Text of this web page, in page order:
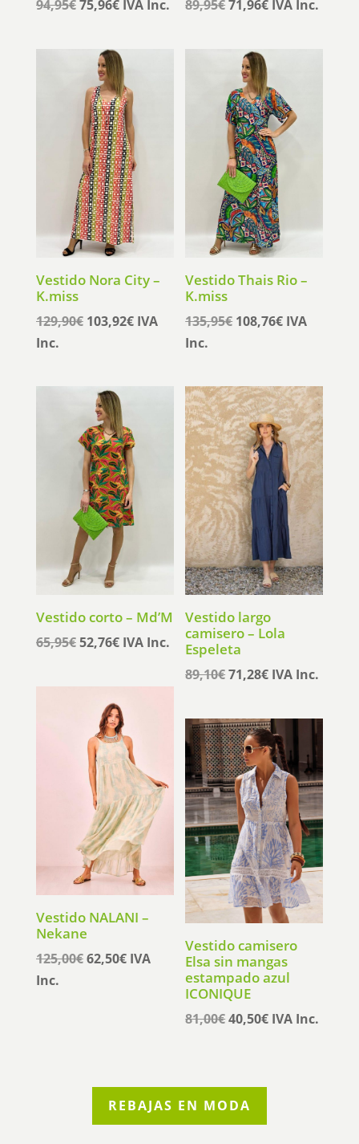
94,95€El
original
era:
94,95€.
75,96€El
es:
75,96€.
IVA Inc. 89,95€El
era:
89,95€.
71,96€El
71,96€.
IVA Inc.
Vestido Nora City –
K.miss
129,90€ El
129,90€.
103,92€ElIVA
Inc.
Vestido Thais Rio –
K.miss
135,95€ El
era:
135,95€.
108,76€El
es:
108,76€.
IVA
Inc.
Vestido corto – Md’M
65,95€El
original
65,95€.
52,76€El
actual
es:
52,76€.
IVA Inc.
Vestido largo
camisero – Lola
Espeleta
89,10€El
original
era:
89,10€.
71,28€El
actual
es:
71,28€.
IVA Inc.
Vestido NALANI –
Nekane
125,00€El
62,50€ElIVA
Inc.
Vestido camisero
Elsa sin mangas
estampado azul
ICONIQUE
81,00€El
81,00€.
40,50€ElIVA Inc.
REBAJAS EN MODA